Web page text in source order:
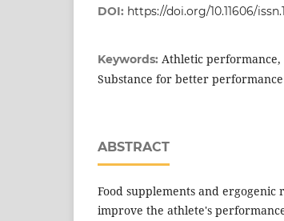
DOI: https://doi.org/10.11606/
Keywords: Athletic performance,
Substance for better performance
ABSTRACT
Food supplements and ergogenic
improve the athlete's